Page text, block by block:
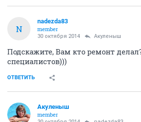
N
nadezda83
member
30 октября 2014 Акуленыш
Подскажите, Вам кто ремонт
специалистов)))
ОТВЕТИТЬ
Акуленыш
member